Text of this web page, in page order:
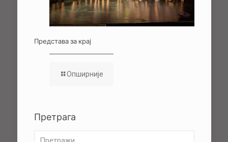
Представа за крај
Опширније
Претрага